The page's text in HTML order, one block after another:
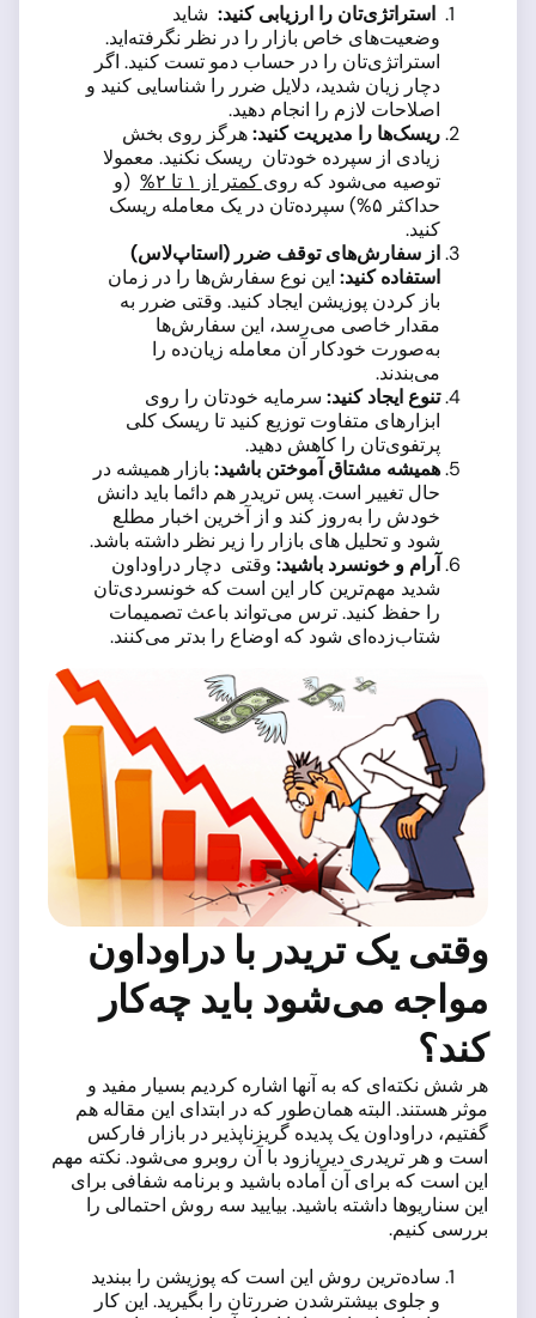
استراتژی‌تان را ارزیابی کنید: شاید
وضعیت‌های خاص بازار را در نظر نگرفته‌اید.
استراتژی‌تان را در حساب دمو تست کنید. اگر
دچار زیان شدید، دلایل ضرر را شناسایی کنید و
اصلاحات لازم را انجام دهید.
ریسک‌ها را مدیریت کنید:هرگز روی بخش
زیادی از سپرده خودتان ریسک نکنید. معمولا
توصیه می‌شود که روی کمتر از ۱ تا ۲%
(و
حداکثر ۵%) سپرده‌تان در یک معامله ریسک
کنید.
از سفارش‌های توقف ضرر (استاپ‌لاس)
استفاده کنید: این نوع سفارش‌ها را در زمان
باز کردن پوزیشن ایجاد کنید. وقتی ضرر به
مقدار خاصی می‌رسد، این سفارش‌ها
به‌صورت خودکار آن معامله زیان‌ده را
می‌بندند.
تنوع ایجاد کنید: سرمایه خودتان را روی
ابزارهای متفاوت توزیع کنید تا ریسک کلی
پرتفوی‌تان را کاهش دهید.
همیشه مشتاق آموختن باشید: بازار همیشه در
حال تغییر است. پس تریدر هم دائما باید دانش
خودش را به‌روز کند و از آخرین اخبار مطلع
شود و تحلیل های بازار را زیر نظر داشته باشد.
آرام و خونسرد باشید: وقتی دچار دراوداون
شدید مهم‌ترین کار این است که خونسردی‌تان
را حفظ کنید. ترس می‌تواند باعث تصمیمات
شتاب‌زده‌ای شود که اوضاع را بدتر می‌کنند.
وقتی یک تریدر با دراوداون
مواجه می‌شود باید چه‌کار
کند؟
هر شش نکته‌ای که به آنها اشاره کردیم بسیار مفید و
موثر هستند. البته همان‌طور که در ابتدای این مقاله هم
گفتیم، دراوداون یک پدیده گریزناپذیر در بازار فارکس
است و هر تریدری دیریازود با آن روبرو می‌شود. نکته مهم
این است که برای آن آماده باشید و برنامه شفافی برای
این سناریوها داشته باشید. بیایید سه روش احتمالی را
بررسی کنیم.
ساده‌ترین روش این است که پوزیشن را ببندید
و جلوی بیشترشدن ضررتان را بگیرید. این کار